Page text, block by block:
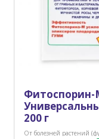
200 г
От болезней растений